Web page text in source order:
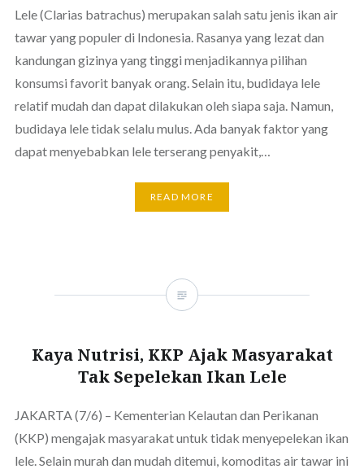
Lele (Clarias batrachus) merupakan salah satu jenis ikan air
tawar yang populer di Indonesia. Rasanya yang lezat dan
kandungan gizinya yang tinggi menjadikannya pilihan
konsumsi favorit banyak orang. Selain itu, budidaya lele
relatif mudah dan dapat dilakukan oleh siapa saja. Namun,
budidaya lele tidak selalu mulus. Ada banyak faktor yang
dapat menyebabkan lele terserang penyakit,…
READ MORE
Kaya Nutrisi, KKP Ajak Masyarakat
Tak Sepelekan Ikan Lele
JAKARTA (7/6) – Kementerian Kelautan dan Perikanan
(KKP) mengajak masyarakat untuk tidak menyepelekan ikan
lele. Selain murah dan mudah ditemui, komoditas air tawar ini